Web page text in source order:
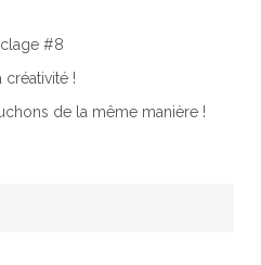
#8
créativité !
de la même manière !